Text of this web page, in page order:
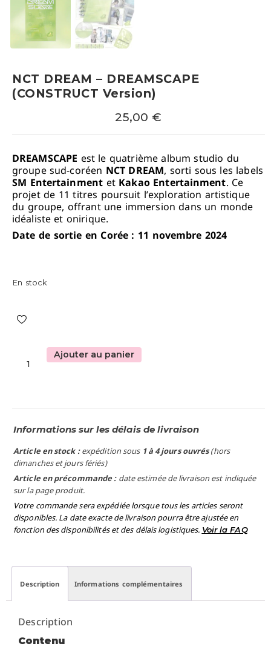
NCT DREAM – DREAMSCAPE
(CONSTRUCT Version)
25,00 €
DREAMSCAPE est le quatrième album studio du
groupe sud-coréen NCT DREAM, sorti sous les labels
SM Entertainment et Kakao Entertainment. Ce
projet de 11 titres poursuit l’exploration artistique
du groupe, offrant une immersion dans un monde
idéaliste et onirique.
Date de sortie en Corée : 11 novembre 2024
En stock
Ajouter au panier
Informations sur les délais de livraison
Article en stock :expédition sous 1 à 4 jours ouvrés(hors
dimanches et jours fériés)
Article en précommande : date estimée de livraison est indiquée
sur la page produit.
Votre commande sera expédiée lorsque tous les articles seront
disponibles. La date exacte de livraison pourra être ajustée en
fonction des disponibilités et des délais logistiques. Voir la FAQ
Description Informations complémentaires
Description
Contenu